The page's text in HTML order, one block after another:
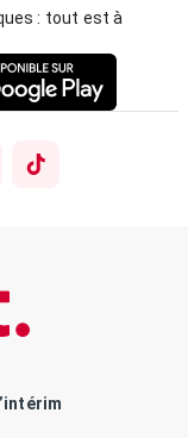
: tout est à